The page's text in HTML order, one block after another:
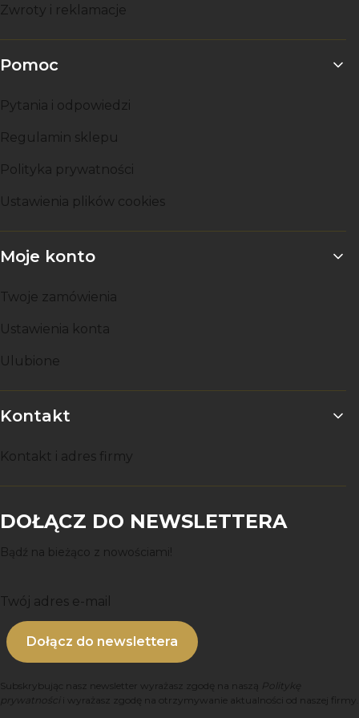
Zwroty i reklamacje
Pomoc
Pytania i odpowiedzi
Regulamin sklepu
Polityka prywatności
Ustawienia plików cookies
Moje konto
Twoje zamówienia
Ustawienia konta
Ulubione
Kontakt
Kontakt i adres firmy
DOŁĄCZ DO NEWSLETTERA
Bądź na bieżąco z nowościami!
Twój adres e-mail
Dołącz do newslettera
Subskrybując nasz newsletter wyrażasz zgodę na naszą Politykę
prywatności
i wyrażasz zgodę na otrzymywanie aktualności od naszej firmy.